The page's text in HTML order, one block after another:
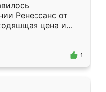
Ренессанс от
цена и
Приехавший
самый
1